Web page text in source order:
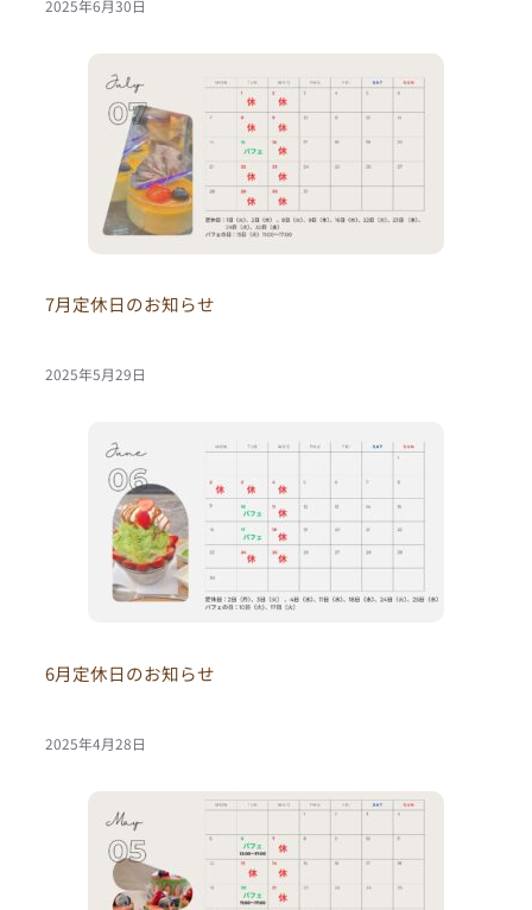
7月定休日のお知らせ
2025年6月30日
6月定休日のお知らせ
2025年5月29日
2025年4月28日